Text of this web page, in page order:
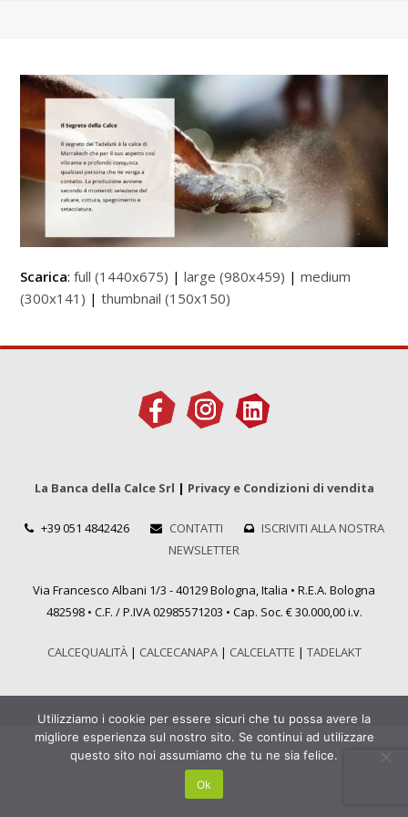
Scarica:full (1440x675) |large (980x459) |medium
(300x141) |thumbnail (150x150)
La Banca della Calce Srl | Privacy e Condizioni di vendita
+39 051 4842426 CONTATTI
ISCRIVITI ALLA NOSTRA
NEWSLETTER
Via Francesco Albani 1/3 - 40129 Bologna, Italia • R.E.A. Bologna
482598 • C.F. / P.IVA 02985571203 • Cap. Soc. € 30.000,00 i.v.
CALCEQUALITÀ| CALCECANAPA| CALCELATTE | TADELAKT
Utilizziamo i cookie per essere sicuri che tu possa avere la
migliore esperienza sul nostro sito. Se continui ad utilizzare
questo sito noi assumiamo che tu ne sia felice.
Ok